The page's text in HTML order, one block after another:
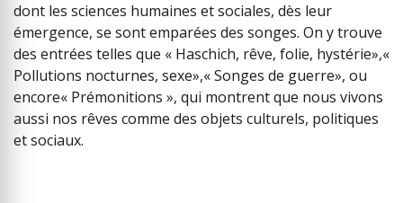
dont les sciences humaines et sociales, dès leur
émergence, se sont emparées des songes. On y trouve
des entrées telles que « Haschich, rêve, folie, hystérie»,«
Pollutions nocturnes, sexe»,« Songes de guerre», ou
encore« Prémonitions », qui montrent que nous vivons
aussi nos rêves comme des objets culturels, politiques
et sociaux.